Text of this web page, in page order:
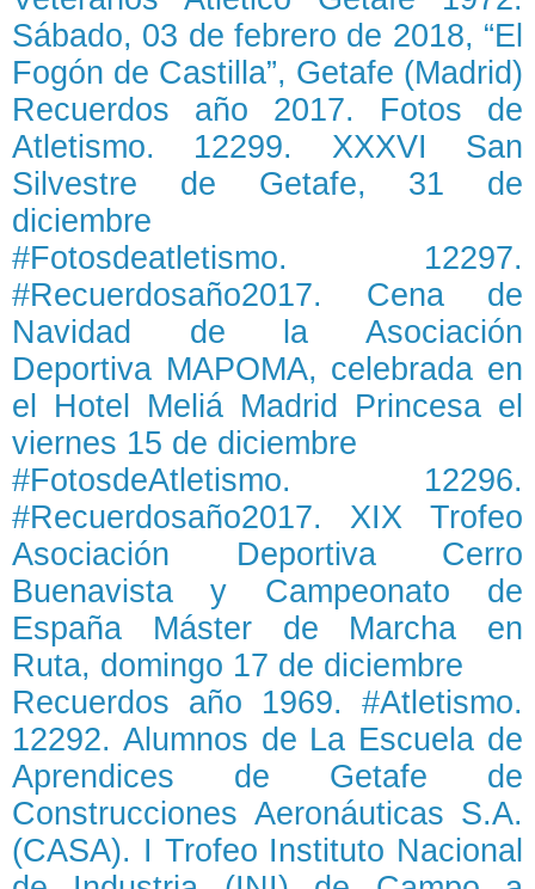
Sábado, 03 de febrero de 2018, “El
Fogón de Castilla”, Getafe (Madrid)
Recuerdos año 2017. Fotos de
Atletismo. 12299. XXXVI San
Silvestre de Getafe, 31 de
diciembre
#Fotosdeatletismo. 12297.
#Recuerdosaño2017. Cena de
Navidad de la Asociación
Deportiva MAPOMA, celebrada en
el Hotel Meliá Madrid Princesa el
viernes 15 de diciembre
#FotosdeAtletismo. 12296.
#Recuerdosaño2017. XIX Trofeo
Asociación Deportiva Cerro
Buenavista y Campeonato de
España Máster de Marcha en
Ruta, domingo 17 de diciembre
Recuerdos año 1969. #Atletismo.
12292. Alumnos de La Escuela de
Aprendices de Getafe de
Construcciones Aeronáuticas S.A.
(CASA). I Trofeo Instituto Nacional